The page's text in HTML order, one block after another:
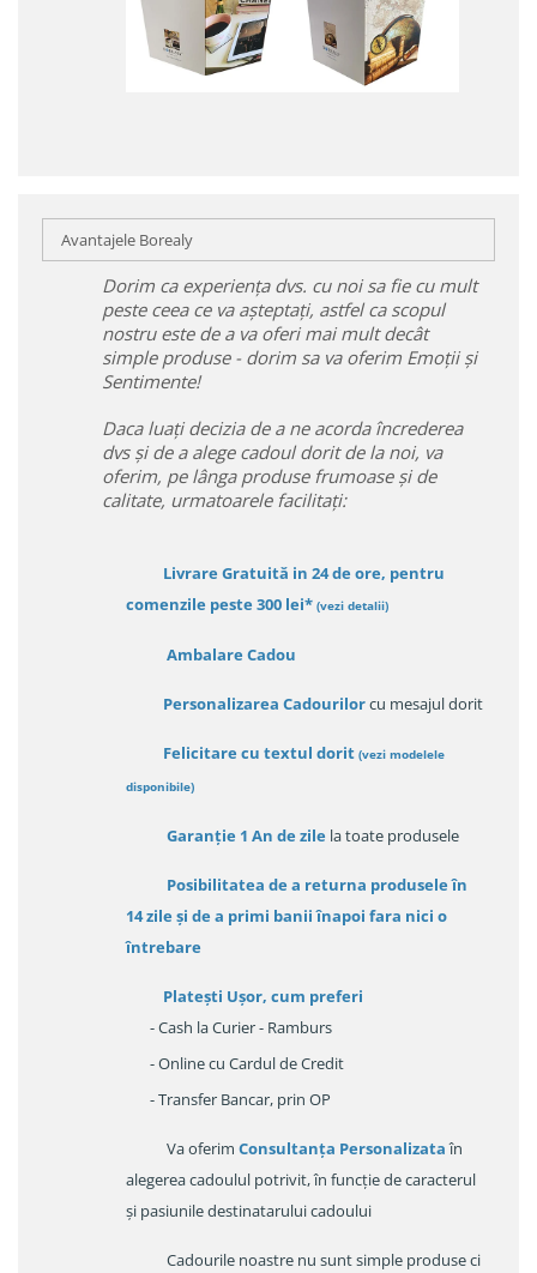
Avantajele Borealy
Dorim ca experiența dvs. cu noi sa fie cu mult
peste ceea ce va așteptați, astfel ca scopul
nostru este de a va oferi mai mult decât
simple produse - dorim sa va oferim Emoții și
Sentimente!
Daca luați decizia de a ne acorda încrederea
dvs și de a alege cadoul dorit de la noi, va
oferim, pe lânga produse frumoase și de
calitate, urmatoarele facilitați:
Livrare Gratuită in 24 de ore, pentru
comenzile peste 300 lei* (vezi detalii)
Ambalare Cadou
Personalizarea Cadourilorcu mesajul dorit
Felicitare cu textul dorit (vezi modelele
disponibile)
Garanție 1 An de zile la toate produsele
Posibilitatea de a returna produsele în
14 zileși de a primi banii înapoi fara nici o
întrebare
Platești Ușor, cum preferi
- Cash la Curier - Ramburs
- Online cu Cardul de Credit
- Transfer Bancar, prin OP
Va oferim Consultanța Personalizataîn
alegerea cadoulul potrivit, în funcție de caracterul
și pasiunile destinatarului cadoului
Cadourile noastre nu sunt simple produse ci